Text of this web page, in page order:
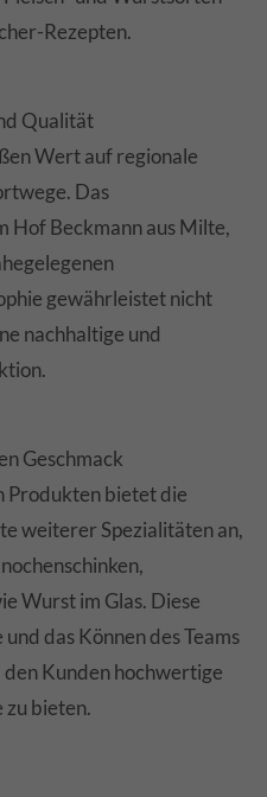
Rezepten.
Qualität
Wert auf regionale
Das
Hof Beckmann aus Milte,
gewährleistet nicht
nachhaltige und
Geschmack
Produkten bietet die
weiterer Spezialitäten an,
Wurst im Glas. Diese
das Können des Teams
Kunden hochwertige
zu bieten.